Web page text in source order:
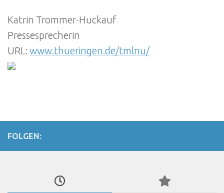
Katrin Trommer-Huckauf
Pressesprecherin
URL: www.thueringen.de/tmlnu/
FOLGEN: